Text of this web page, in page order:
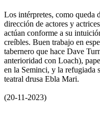
Los intérpretes, como queda
dirección de actores y
actúan conforme a su
creíbles. Buen trabajo en
tabernero que hace Dave
anterioridad con Loach),
en la Seminci, y la refugiada
teatral drusa Ebla Mari.
(20-11-2023)